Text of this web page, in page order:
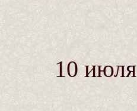
10 июля